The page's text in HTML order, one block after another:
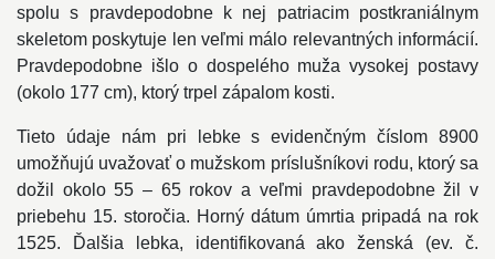
spolu s pravdepodobne k nej patriacim postkraniálnym
skeletom poskytuje len veľmi málo relevantných informácií.
Pravdepodobne išlo o dospelého muža vysokej postavy
(okolo 177 cm), ktorý trpel zápalom kosti.
Tieto údaje nám pri lebke s evidenčným číslom 8900
umožňujú uvažovať o mužskom príslušníkovi rodu, ktorý sa
dožil okolo 55 – 65 rokov a veľmi pravdepodobne žil v
priebehu 15. storočia. Horný dátum úmrtia pripadá na rok
1525. Ďalšia lebka, identifikovaná ako ženská (ev. č.